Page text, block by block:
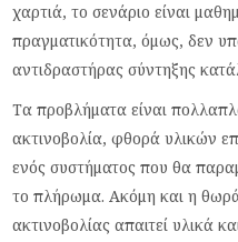
χαρτιά, το σενάριο είναι
πραγματικότητα, όμως, δεν
αντιδραστήρας σύντηξης
Τα προβλήματα είναι
ακτινοβολία, φθορά υλικών
ενός συστήματος που θα
το πλήρωμα. Ακόμη και η
ακτινοβολίας απαιτεί υλικά